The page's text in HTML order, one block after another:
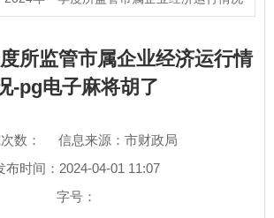
所监管市属企业经济运行情
-pg电子麻将胡了
数：
信息来源：市财政局
布时间：2024-04-01 11:07
字号：